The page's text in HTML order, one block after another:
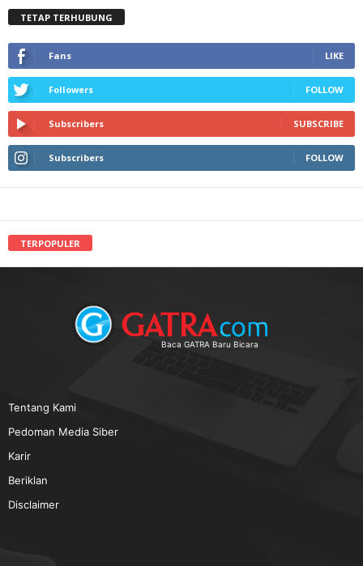
TETAP TERHUBUNG
Fans LIKE
Followers FOLLOW
Subscribers SUBSCRIBE
Subscribers FOLLOW